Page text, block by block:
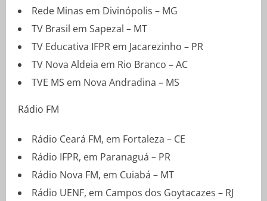
Rede Minas em Divinópolis – MG
TV Brasil em Sapezal – MT
TV Educativa IFPR em Jacarezinho – PR
TV Nova Aldeia em Rio Branco – AC
TVE MS em Nova Andradina – MS
Rádio FM
Rádio Ceará FM, em Fortaleza – CE
Rádio IFPR, em Paranaguá – PR
Rádio Nova FM, em Cuiabá – MT
Rádio UENF, em Campos dos Goytacazes – RJ